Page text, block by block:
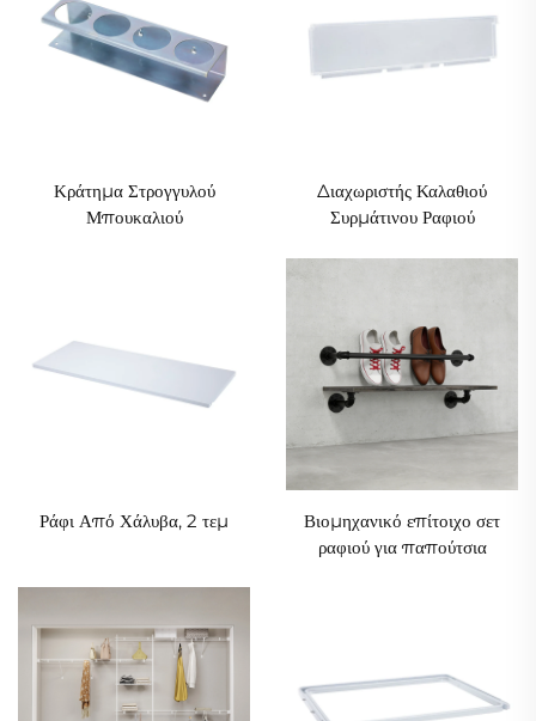
Κράτημα Στρογγυλού
Μπουκαλιού
Διαχωριστής Καλαθιού
Συρμάτινου Ραφιού
Ράφι Από Χάλυβα, 2 τεμ
Βιομηχανικό επίτοιχο σετ
ραφιού για παπούτσια